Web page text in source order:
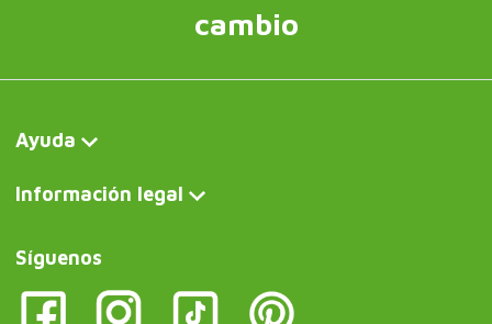
cambio
Ayuda
Información legal
Síguenos